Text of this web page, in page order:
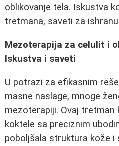
oblikovanje tela. Iskustva
tretmana, saveti za
Mezoterapija za celulit i
Iskustva i saveti
U potrazi za efikasnim
masne naslage, mnoge
mezoterapiji. Ovaj tretman
koktele sa preciznim
poboljšala struktura kože i